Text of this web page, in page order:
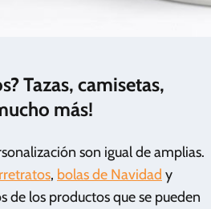
Tazas, camisetas,
más!
son igual de amplias.
, bolas de Navidad y
de los productos que se pueden